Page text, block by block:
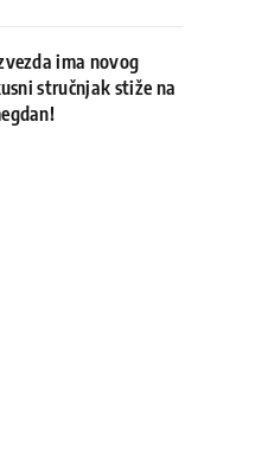
ima novog
stručnjak stiže na